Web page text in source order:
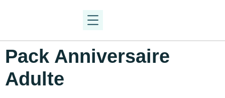
Pack Anniversaire
Adulte